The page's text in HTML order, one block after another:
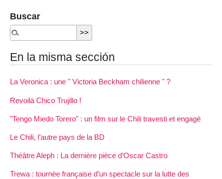
Buscar
En la misma sección
La Veronica : une " Victoria Beckham chilienne " ?
Revoilà Chico Trujillo !
"Tengo Miedo Torero" : un film sur le Chili travesti et engagé
Le Chili, l’autre pays de la BD
Théâtre Aleph : La dernière pièce d’Oscar Castro
Trewa : tournée française d’un spectacle sur la lutte des